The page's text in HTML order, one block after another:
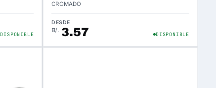
DISPONIBLE
CROMADO
DESDE
B/. 3.57 DISPONIBLE